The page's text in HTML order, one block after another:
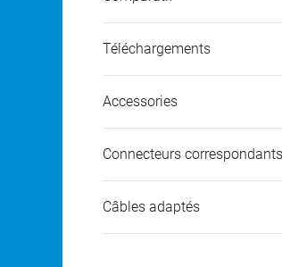
Téléchargements
Accessories
Connecteurs correspondants
Câbles adaptés